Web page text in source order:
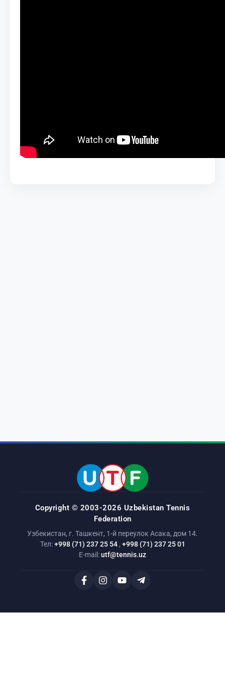
Copyright © 2003-2026 Uzbekistan Tennis
Federation
Узбекистан, г. Ташкент, 1-й переулок Асака, дом 14.
Тел:+998 (71) 237 25 54, +998 (71) 237 25 01
E-mail:utf@tennis.uz